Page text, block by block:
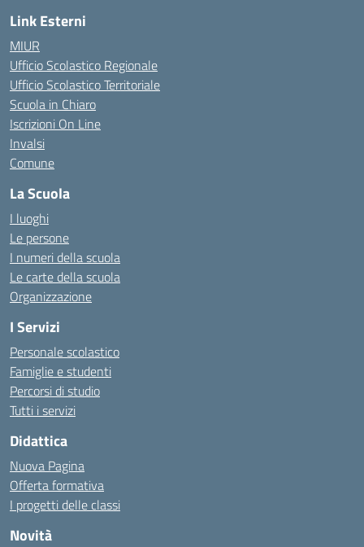
Link Esterni
MIUR
Ufficio Scolastico Regionale
Ufficio Scolastico Territoriale
Scuola in Chiaro
Iscrizioni On Line
Invalsi
Comune
La Scuola
I luoghi
Le persone
I numeri della scuola
Le carte della scuola
Organizzazione
I Servizi
Personale scolastico
Famiglie e studenti
Percorsi di studio
Tutti i servizi
Didattica
Nuova Pagina
Offerta formativa
I progetti delle classi
Novità